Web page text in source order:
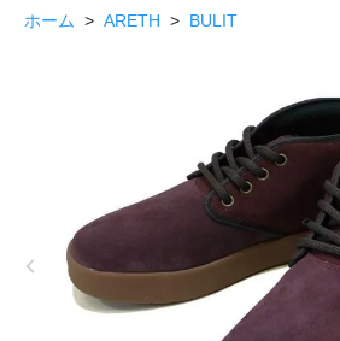
ホーム > ARETH > BULIT